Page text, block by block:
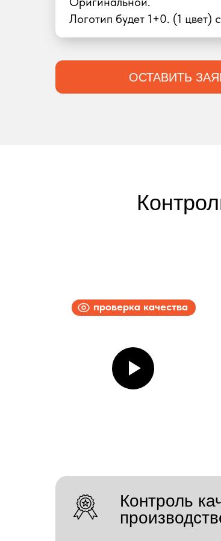
ОСТАВИТЬ
Логотип будет 1+0. (1 цвет)
Контроль
проверка качества